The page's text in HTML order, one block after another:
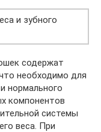
и зубного
содержат
необходимо для
нормального
компонентов
системы
веса. При